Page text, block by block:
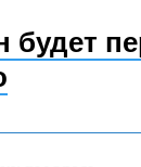
будет